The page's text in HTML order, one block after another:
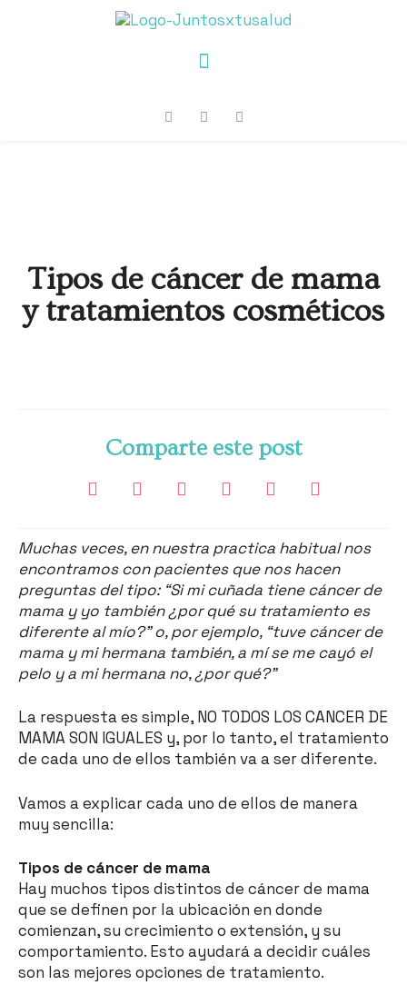
Tipos de cáncer de mama
y tratamientos cosméticos
Comparte este post
Muchas veces, en nuestra practica habitual nos
encontramos con pacientes que nos hacen
preguntas del tipo: “Si mi cuñada tiene cáncer de
mama y yo también ¿por qué su tratamiento es
diferente al mío?” o, por ejemplo, “tuve cáncer de
mama y mi hermana también, a mí se me cayó el
pelo y a mi hermana no, ¿por qué?”
La respuesta es simple, NO TODOS LOS CANCER DE
MAMA SON IGUALES y, por lo tanto, el tratamiento
de cada uno de ellos también va a ser diferente.
Vamos a explicar cada uno de ellos de manera
muy sencilla:
Tipos de cáncer de mama
Hay muchos tipos distintos de cáncer de mama
que se definen por la ubicación en donde
comienzan, su crecimiento o extensión, y su
comportamiento. Esto ayudará a decidir cuáles
son las mejores opciones de tratamiento.